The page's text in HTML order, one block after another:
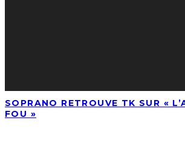
SOPRANO RETROUVE TK SUR «
FOU »